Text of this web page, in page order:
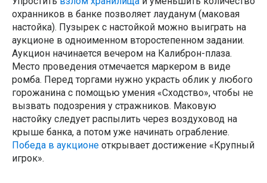
охранников в банке позволяет лауданум (маковая
настойка). Пузырек с настойкой можно выиграть на
аукционе в одноименном второстепенном задании.
Аукцион начинается вечером на Калиброн-плаза.
Место проведения отмечается маркером в виде
ромба. Перед торгами нужно украсть облик у любого
горожанина с помощью умения «Сходство», чтобы не
вызвать подозрения у стражников. Маковую
настойку следует распылить через воздуховод на
крыше банка, а потом уже начинать ограбление.
Победа в аукционе открывает достижение «Крупный
игрок».